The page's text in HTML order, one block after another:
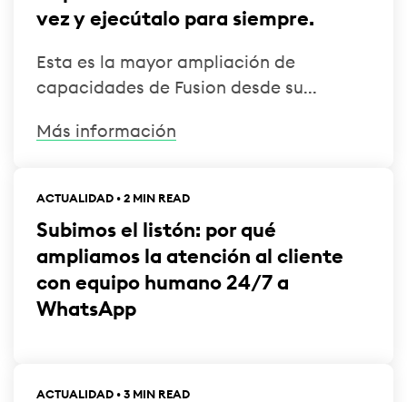
vez y ejecútalo para siempre.
Esta es la mayor ampliación de
capacidades de Fusion desde su...
Más información
ACTUALIDAD • 2 MIN READ
Subimos el listón: por qué
ampliamos la atención al cliente
con equipo humano 24/7 a
WhatsApp
ACTUALIDAD • 3 MIN READ